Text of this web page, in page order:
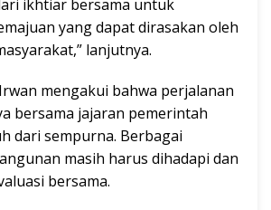
ikhtiar bersama untuk
yang dapat dirasakan oleh
lanjutnya.
mengakui bahwa perjalanan
bersama jajaran pemerintah
dari sempurna. Berbagai
masih harus dihadapi dan
bersama.